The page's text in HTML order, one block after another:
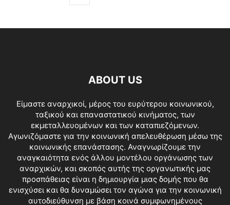
ABOUT US
Είμαστε αναρχικοί, μέρος του ευρύτερου κοινωνικού,
ταξικού και επαναστατικού κινήματος, των
εκμεταλλευομένων και των καταπιεζόμενων.
Αγωνιζόμαστε για την κοινωνική απελευθέρωση μέσω της
κοινωνικής επανάστασης. Αναγνωρίζουμε την
αναγκαιότητα ενός άλλου μοντέλου οργάνωσης των
αναρχικών, και σκοπός αυτής της οργανωτικής μας
προσπάθειας είναι η δημιουργία μιας δομής που θα
ενισχύσει και θα δυναμώσει τον αγώνα για την κοινωνική
αυτοδιεύθυνση με βάση κοινά συμφωνημένους